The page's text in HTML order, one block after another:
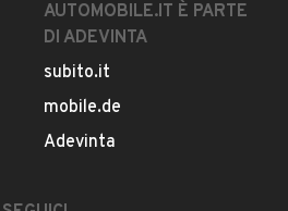
AUTOMOBILE.IT È PARTE
DI ADEVINTA
subito.it
mobile.de
Adevinta